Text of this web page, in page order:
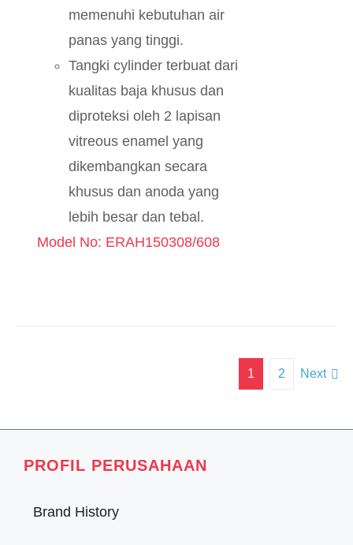
memenuhi kebutuhan air
panas yang tinggi.
Tangki cylinder terbuat dari
kualitas baja khusus dan
diproteksi oleh 2 lapisan
vitreous enamel yang
dikembangkan secara
khusus dan anoda yang
lebih besar dan tebal.
Model No: ERAH150308/608
1 2 Next
PROFIL PERUSAHAAN
Brand History